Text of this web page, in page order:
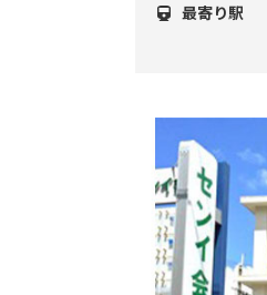
最寄り駅